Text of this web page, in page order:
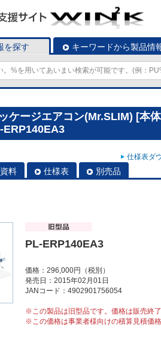
を探す キーワードから製品情
ケージエアコン(Mr.SLIM) [本
ERP140EA3
仕様表ダ
料 仕様表 別売品
PL-ERP140EA3
価格：296,000円（税別）
発売日：2015年02月01日
JANコード：4902901756054
※この製品は旧型品です。価格は販売終
※この価格は事業者様向けの積算見積価